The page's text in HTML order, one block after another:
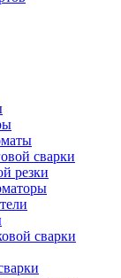
сварки
резки
сварки